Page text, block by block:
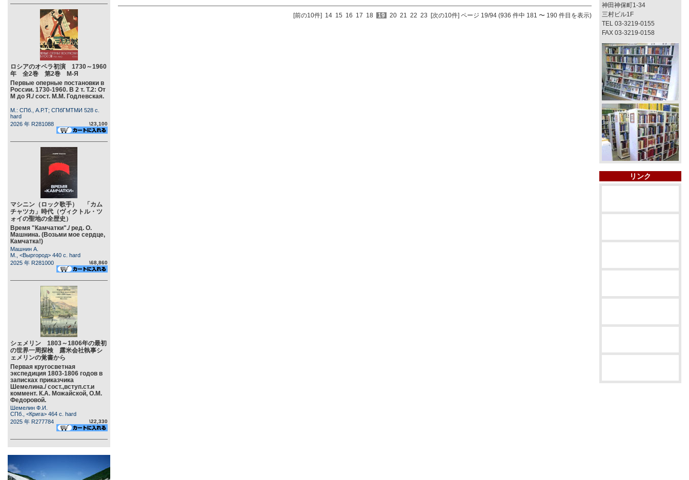
ロシアのオペラ初演 1730～1960
年 全2巻 第2巻 М-Я
Первые оперные постановки в
России. 1730-1960. В 2 т. Т.2: От
М до Я./ сост. М.М. Годлевская.
М.: СПб., А.Р.Т; СПбГМТМИ 528 c.
hard
2026 年 R281088
\23,100
マシニン（ロック歌手） 「カム
チャツカ」時代（ヴィクトル・ツ
ォイの聖地の全歴史）
Время "Камчатки"./ ред. О.
Машнина. (Возьми мое сердце,
Камчатка!)
Машнин А.
М., <Выргород> 440 c. hard
2025 年 R281000
\68,860
シェメリン 1803～1806年の最初
の世界一周探検 露米会社執事シ
ェメリンの覚書から
Первая кругосветная
экспедиция 1803-1806 годов в
записках приказчика
Шемелина./ сост.,вступ.ст.и
коммент. К.А. Можайской, О.М.
Федоровой.
Шемелин Ф.И.
СПб., <Крига> 464 c. hard
2025 年 R277784
\22,330
[前の10件] 14 15 16 17 18 19 20 21 22 23 [次の10件] ページ 19/94 (936 件中 181 〜 190 件目を表示)
神田神保町1-34
三村ビル1F
TEL 03-3219-0155
FAX 03-3219-0158
リンク